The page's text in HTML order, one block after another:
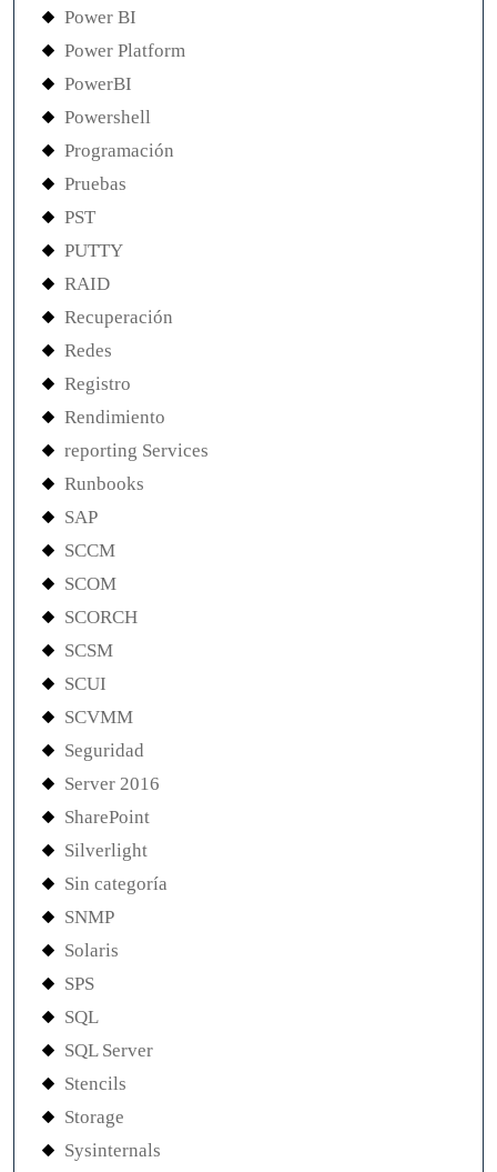
Power BI
Power Platform
PowerBI
Powershell
Programación
Pruebas
PST
PUTTY
RAID
Recuperación
Redes
Registro
Rendimiento
reporting Services
Runbooks
SAP
SCCM
SCOM
SCORCH
SCSM
SCUI
SCVMM
Seguridad
Server 2016
SharePoint
Silverlight
Sin categoría
SNMP
Solaris
SPS
SQL
SQL Server
Stencils
Storage
Sysinternals